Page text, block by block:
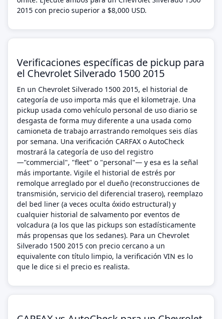
2015 con precio superior a $8,000 USD.
Verificaciones específicas de pickup para
el Chevrolet Silverado 1500 2015
En un Chevrolet Silverado 1500 2015, el historial de
categoría de uso importa más que el kilometraje. Una
pickup usada como vehículo personal de uso diario se
desgasta de forma muy diferente a una usada como
camioneta de trabajo arrastrando remolques seis días
por semana. Una verificación CARFAX o AutoCheck
mostrará la categoría de uso del registro
—"commercial", "fleet" o "personal"— y esa es la señal
más importante. Vigile el historial de estrés por
remolque arreglado por el dueño (reconstrucciones de
transmisión, servicio del diferencial trasero), reemplazo
del bed liner (a veces oculta óxido estructural) y
cualquier historial de salvamento por eventos de
volcadura (a los que las pickups son estadísticamente
más propensas que los sedanes). Para un Chevrolet
Silverado 1500 2015 con precio cercano a un
equivalente con título limpio, la verificación VIN es lo
que le dice si el precio es realista.